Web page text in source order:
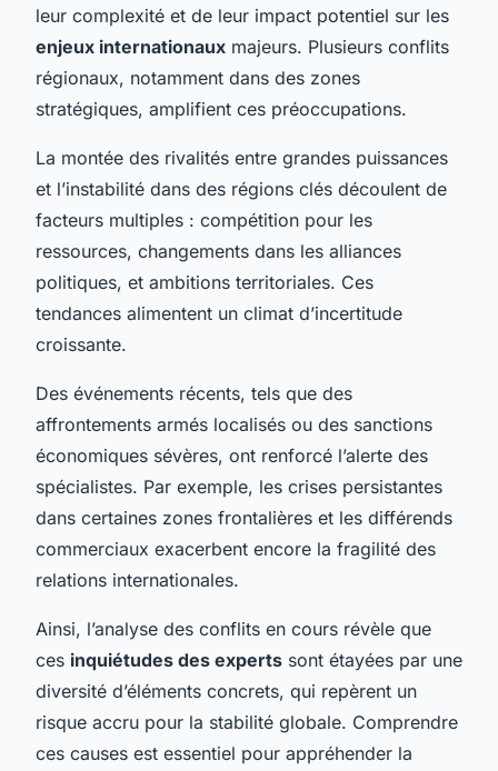
leur complexité et de leur impact potentiel sur les
enjeux internationaux majeurs. Plusieurs conflits
régionaux, notamment dans des zones
stratégiques, amplifient ces préoccupations.
La montée des rivalités entre grandes puissances
et l’instabilité dans des régions clés découlent de
facteurs multiples : compétition pour les
ressources, changements dans les alliances
politiques, et ambitions territoriales. Ces
tendances alimentent un climat d’incertitude
croissante.
Des événements récents, tels que des
affrontements armés localisés ou des sanctions
économiques sévères, ont renforcé l’alerte des
spécialistes. Par exemple, les crises persistantes
dans certaines zones frontalières et les différends
commerciaux exacerbent encore la fragilité des
relations internationales.
Ainsi, l’analyse des conflits en cours révèle que
ces inquiétudes des experts sont étayées par une
diversité d’éléments concrets, qui repèrent un
risque accru pour la stabilité globale. Comprendre
ces causes est essentiel pour appréhender la